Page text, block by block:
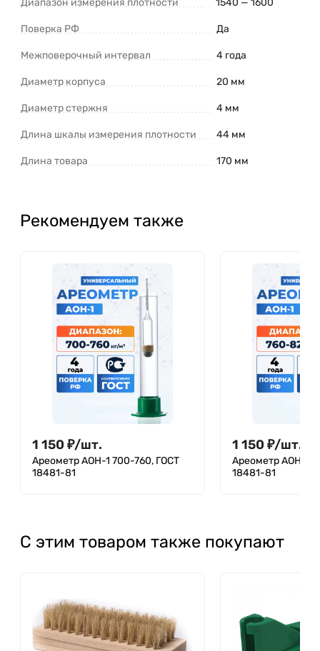
Поверка РФ Да
Межповерочный интервал 4 года
Диаметр корпуса 20 мм
Диаметр стержня 4 мм
Длина шкалы измерения плотности 44 мм
Длина товара 170 мм
Рекомендуем также
1 150 ₽/шт.
Ареометр АОН-1 700-760, ГОСТ
18481-81
1 150 ₽/шт.
Ареометр АОН-1
18481-81
С этим товаром также покупают